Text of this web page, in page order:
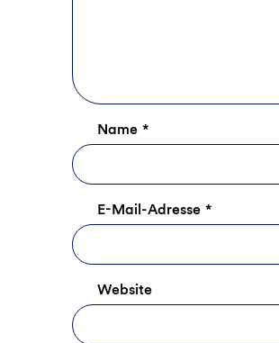
Name *
E-Mail-Adresse *
Website